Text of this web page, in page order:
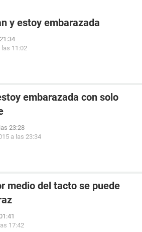
y estoy embarazada
las 11:02
embarazada con solo
23:28
a las 23:34
medio del tacto se puede
17:42